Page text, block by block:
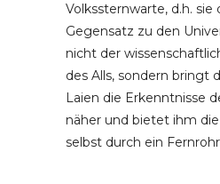
Volkssternwarte, d.h. sie
Gegensatz zu den
nicht der
des Alls, sondern bringt
Laien die Erkenntnisse
näher und bietet ihm
selbst durch ein